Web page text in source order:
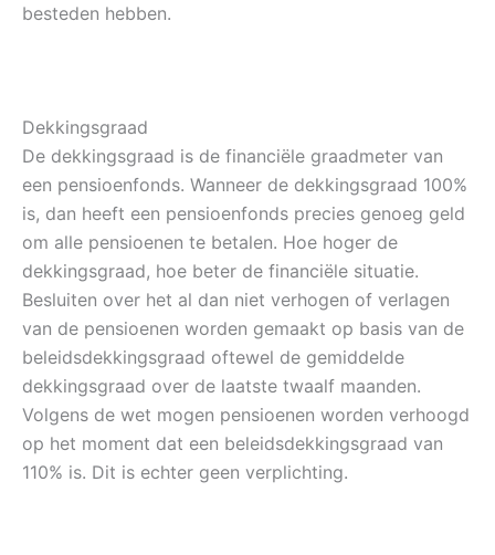
besteden hebben.
Dekkingsgraad
De dekkingsgraad is de financiële graadmeter van
een pensioenfonds. Wanneer de dekkingsgraad 100%
is, dan heeft een pensioenfonds precies genoeg geld
om alle pensioenen te betalen. Hoe hoger de
dekkingsgraad, hoe beter de financiële situatie.
Besluiten over het al dan niet verhogen of verlagen
van de pensioenen worden gemaakt op basis van de
beleidsdekkingsgraad oftewel de gemiddelde
dekkingsgraad over de laatste twaalf maanden.
Volgens de wet mogen pensioenen worden verhoogd
op het moment dat een beleidsdekkingsgraad van
110% is. Dit is echter geen verplichting.